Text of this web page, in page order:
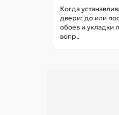
Когда
двери: до или
обоев и укладки
вопр..